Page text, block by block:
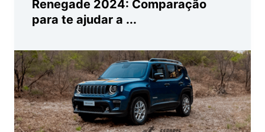
Renegade 2024: Comparação
para te ajudar a ...